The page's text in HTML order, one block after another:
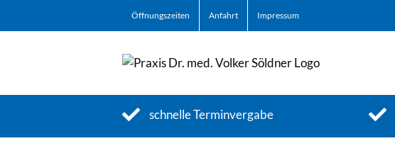
Öffnungszeiten Anfahrt Impressum
schnelle Terminvergabe